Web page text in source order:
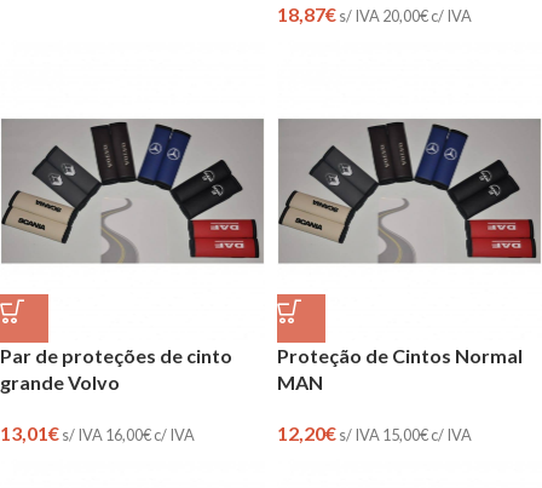
18,87€s/ IVA 20,00€c/ IVA
Par de proteções de cinto
grande Volvo
13,01€s/ IVA 16,00€c/ IVA
Proteção de Cintos Normal
MAN
12,20€s/ IVA 15,00€c/ IVA